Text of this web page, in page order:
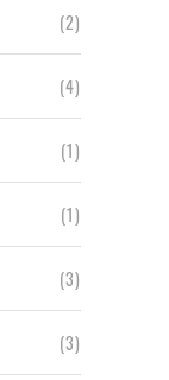
(2)
(4)
(1)
(1)
(3)
(3)